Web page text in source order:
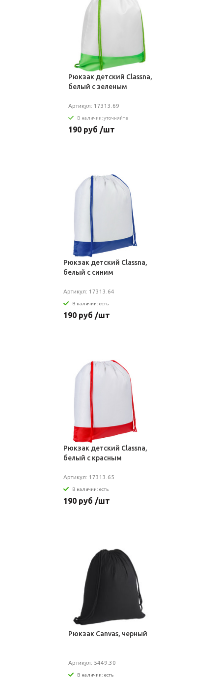
Рюкзак детский Classna,
белый с зеленым
Артикул: 17313.69
В наличии: уточняйте
190 руб /шт
Рюкзак детский Classna,
белый с синим
Артикул: 17313.64
В наличии: есть
190 руб /шт
Рюкзак детский Classna,
белый с красным
Артикул: 17313.65
В наличии: есть
190 руб /шт
Рюкзак Canvas, черный
Артикул: 5449.30
В наличии: есть